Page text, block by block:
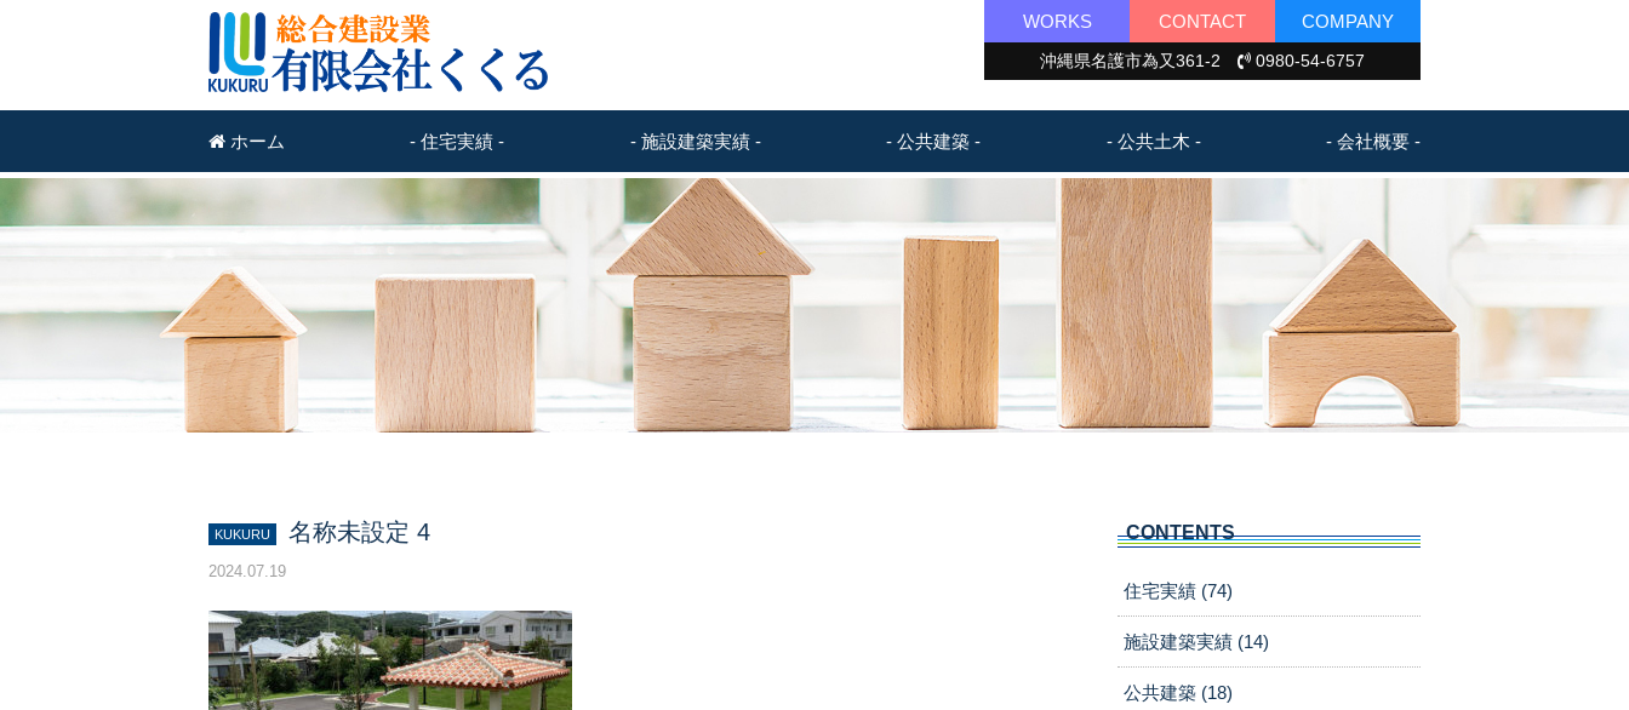
WORKS CONTACT COMPANY
沖縄県名護市為又361-2 0980-54-6757
ホーム - 住宅実績 - - 施設建築実績 - - 公共建築 - - 公共土木 - - 会社概要 -
KUKURU 名称未設定 4
2024.07.19
CONTENTS
住宅実績 (74)
施設建築実績 (14)
公共建築 (18)